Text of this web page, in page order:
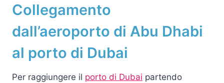
Collegamento
dall’aeroporto di Abu Dhabi
al porto di Dubai
Per raggiungere il porto di Dubai partendo